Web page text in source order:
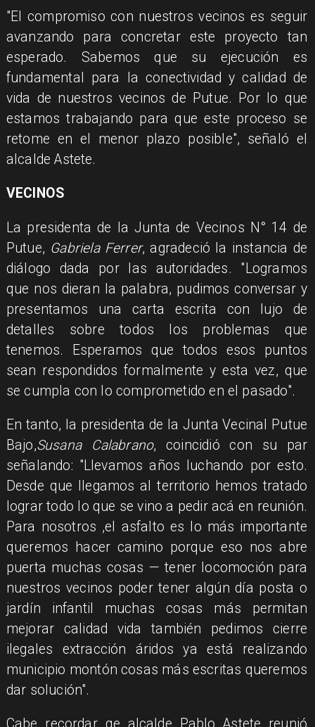
"El compromiso con nuestros vecinos es seguir
avanzando para concretar este proyecto tan
esperado. Sabemos que su ejecución es
fundamental para la conectividad y calidad de
vida de nuestros vecinos de Putue. Por lo que
estamos trabajando para que este proceso se
retome en el menor plazo posible", señaló el
alcalde Astete.
VECINOS
La presidenta de la Junta de Vecinos N° 14 de
Putue, Gabriela Ferrer, agradeció la instancia de
diálogo dada por las autoridades. "Logramos
que nos dieran la palabra, pudimos conversar y
presentamos una carta escrita con lujo de
detalles sobre todos los problemas que
tenemos. Esperamos que todos esos puntos
sean respondidos formalmente y esta vez, que
se cumpla con lo comprometido en el pasado".
En tanto, la presidenta de la Junta Vecinal Putue
Bajo,Susana Calabrano, coincidió con su par
señalando: "Llevamos años luchando por esto.
Desde que llegamos al territorio hemos tratado
lograr todo lo que se vino a pedir acá en reunión.
Para nosotros ,el asfalto es lo más importante
queremos hacer camino porque eso nos abre
puerta muchas cosas — tener locomoción para
nuestros vecinos poder tener algún día posta o
jardín infantil muchas cosas más permitan
mejorar calidad vida también pedimos cierre
ilegales extracción áridos ya está realizando
municipio montón cosas más escritas queremos
dar solución".